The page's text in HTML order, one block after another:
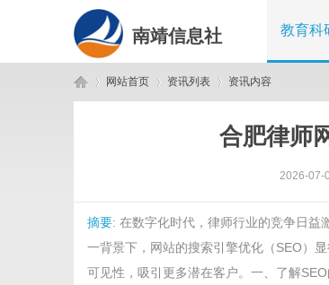
南靖信息社 教育科
网站首页 资讯列表 资讯内容
合肥律师
2026-07-
摘要: 在数字化时代，律师行业的竞争日益
一背景下，网站的搜索引擎优化（SEO）
可见性，吸引更多潜在客户。一、了解